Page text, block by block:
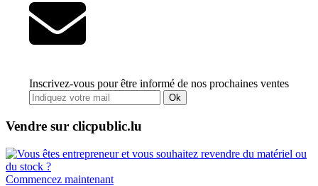
Inscrivez-vous pour être informé de nos prochaines ventes
Ok
Vendre sur clicpublic.lu
Commencez maintenant